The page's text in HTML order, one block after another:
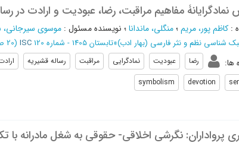
مفاهیم مراقبت، رضا، عبودیت و ارادت در
: کاظم پور، مریم؛منگلی، ماندانا؛ نویسنده مسئول : موسوی سیرجانی،
شناسی نظم و نثر فارسی (بهار ادب)»تابستان 1405 - شماره 120 ISC (‎20 صفحه -
ها: رضا عبودیت نمادگرایی مراقبت رساله قشیریه
devotion
symbolism
پرواداران: نگرشی اخلاقی- حقوقی به شغل مادرانه با